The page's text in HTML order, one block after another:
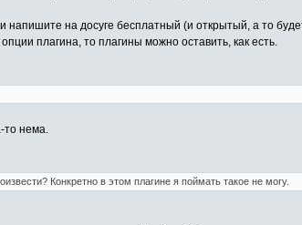
напишите на досуге бесплатный (и открытый, а то
плагина, то плагины можно оставить, как есть.
то нема.
Конкретно в этом плагине я поймать такое не могу.